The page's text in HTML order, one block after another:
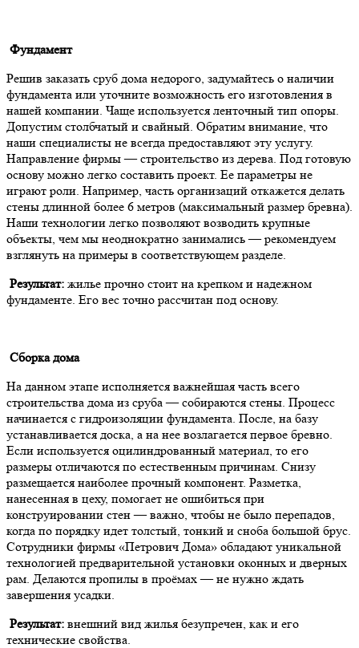
Фундамент
Решив заказать сруб дома недорого, задумайтесь о наличии
фундамента или уточните возможность его изготовления в
нашей компании. Чаще используется ленточный тип опоры.
Допустим столбчатый и свайный. Обратим внимание, что
наши специалисты не всегда предоставляют эту услугу.
Направление фирмы — строительство из дерева. Под готовую
основу можно легко составить проект. Ее параметры не
играют роли. Например, часть организаций откажется делать
стены длинной более 6 метров (максимальный размер бревна).
Наши технологии легко позволяют возводить крупные
объекты, чем мы неоднократно занимались — рекомендуем
взглянуть на примеры в соответствующем разделе.
Результат: жилье прочно стоит на крепком и надежном
фундаменте. Его вес точно рассчитан под основу.
Сборка дома
На данном этапе исполняется важнейшая часть всего
строительства дома из сруба — собираются стены. Процесс
начинается с гидроизоляции фундамента. После, на базу
устанавливается доска, а на нее возлагается первое бревно.
Если используется оцилиндрованный материал, то его
размеры отличаются по естественным причинам. Снизу
размещается наиболее прочный компонент. Разметка,
нанесенная в цеху, помогает не ошибиться при
конструировании стен — важно, чтобы не было перепадов,
когда по порядку идет толстый, тонкий и сноба большой брус.
Сотрудники фирмы «Петрович Дома» обладают уникальной
технологией предварительной установки оконных и дверных
рам. Делаются пропилы в проёмах — не нужно ждать
завершения усадки.
Результат: внешний вид жилья безупречен, как и его
технические свойства.